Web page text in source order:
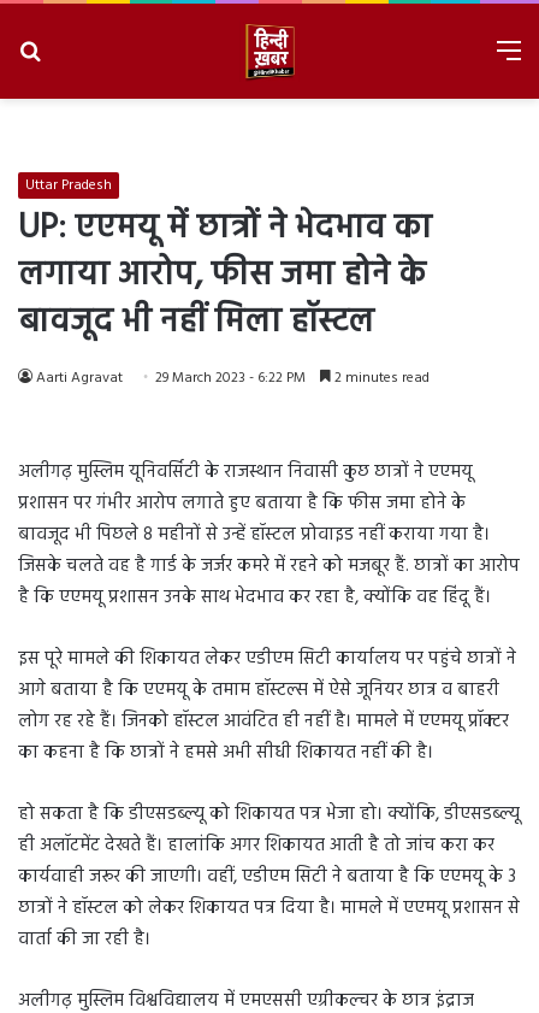
Uttar Pradesh
UP: एएमयू में छात्रों ने भेदभाव का
लगाया आरोप, फीस जमा होने के
बावजूद भी नहीं मिला हॉस्टल
Aarti Agravat 29 March 2023 - 6:22 PM 2 minutes read
अलीगढ़ मुस्लिम यूनिवर्सिटी के राजस्थान निवासी कुछ छात्रों ने एएमयू
प्रशासन पर गंभीर आरोप लगाते हुए बताया है कि फीस जमा होने के
बावजूद भी पिछले 8 महीनों से उन्हें हॉस्टल प्रोवाइड नहीं कराया गया है।
जिसके चलते वह है गार्ड के जर्जर कमरे में रहने को मजबूर हैं. छात्रों का आरोप
है कि एएमयू प्रशासन उनके साथ भेदभाव कर रहा है, क्योंकि वह हिंदू हैं।
इस पूरे मामले की शिकायत लेकर एडीएम सिटी कार्यालय पर पहुंचे छात्रों ने
आगे बताया है कि एएमयू के तमाम हॉस्टल्स में ऐसे जूनियर छात्र व बाहरी
लोग रह रहे हैं। जिनको हॉस्टल आवंटित ही नहीं है। मामले में एएमयू प्रॉक्टर
का कहना है कि छात्रों ने हमसे अभी सीधी शिकायत नहीं की है।
हो सकता है कि डीएसडब्ल्यू को शिकायत पत्र भेजा हो। क्योंकि, डीएसडब्ल्यू
ही अलॉटमेंट देखते हैं। हालांकि अगर शिकायत आती है तो जांच करा कर
कार्यवाही जरूर की जाएगी। वहीं, एडीएम सिटी ने बताया है कि एएमयू के 3
छात्रों ने हॉस्टल को लेकर शिकायत पत्र दिया है। मामले में एएमयू प्रशासन से
वार्ता की जा रही है।
अलीगढ़ मुस्लिम विश्वविद्यालय में एमएससी एग्रीकल्चर के छात्र इंद्राज